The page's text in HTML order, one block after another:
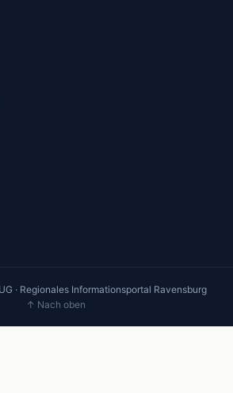
· Regionales Informationsportal Ravensburg
↑ Nach oben